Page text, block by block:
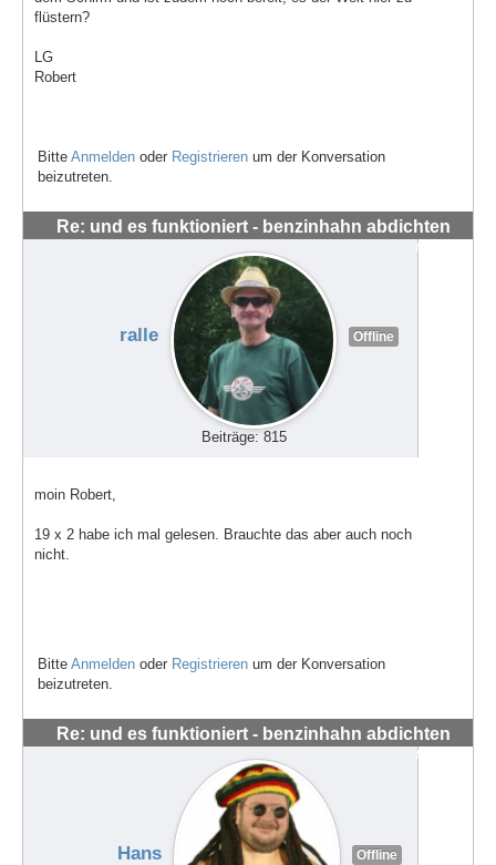
flüstern?
LG
Robert
Bitte Anmelden oder Registrieren um der Konversation
beizutreten.
Re: und es funktioniert - benzinhahn abdichten
#62666
ralle Offline
Beiträge: 815
moin Robert,
19 x 2 habe ich mal gelesen. Brauchte das aber auch noch
nicht.
Bitte Anmelden oder Registrieren um der Konversation
beizutreten.
Re: und es funktioniert - benzinhahn abdichten
#62667
Hans Offline